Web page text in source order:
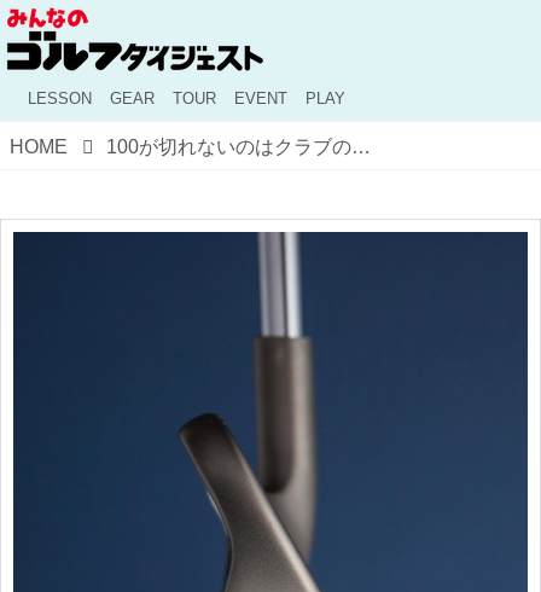
LESSON GEAR TOUR EVENT PLAY
HOME 100が切れないのはクラブのせい!?ツアープロに学ぶ、スコアが良くなるセッティング